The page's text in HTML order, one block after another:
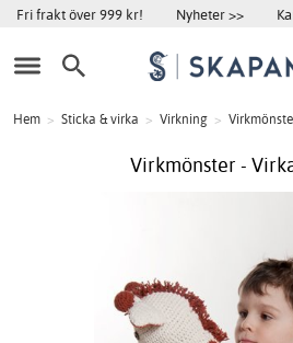
Fri frakt över 999 kr! Nyheter >>
Hem > Sticka & virka > Virkning >
Virkmönster -